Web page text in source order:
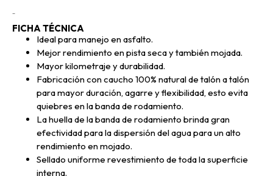
FICHA TÉCNICA
Ideal para manejo en asfalto.
Mejor rendimiento en pista seca y también mojada.
Mayor kilometraje y durabilidad.
Fabricación con caucho 100% natural de talón a talón
para mayor duración, agarre y flexibilidad, esto evita
quiebres en la banda de rodamiento.
La huella de la banda de rodamiento brinda gran
efectividad para la dispersión del agua para un alto
rendimiento en mojado.
Sellado uniforme revestimiento de toda la superficie
interna.